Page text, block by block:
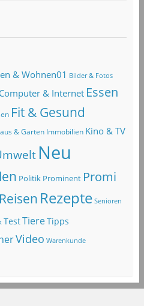
& Wohnen01 Bilder & Fotos
Computer & Internet Essen
Fit & Gesund
& Garten Immobilien Kino & TV
Neu
Politik Prominent Promi
Reisen Rezepte Senioren
TestTiereTipps
Video Warenkunde